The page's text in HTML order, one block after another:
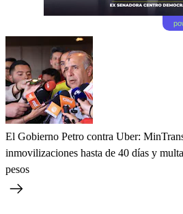
El Gobierno Petro contra Uber:
inmovilizaciones hasta de 40 días y
pesos